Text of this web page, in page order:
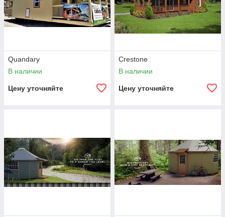
Quandary
В наличии
Цену уточняйте
Crestone
В наличии
Цену уточняйте